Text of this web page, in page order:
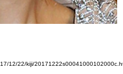
12/22/kiji/